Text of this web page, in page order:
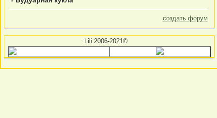
создать форум
Lili 2006-2021©